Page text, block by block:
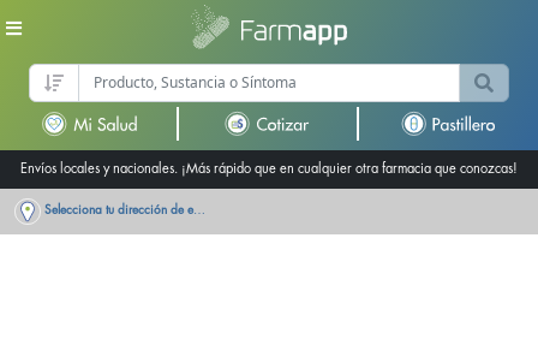
Envíos locales y nacionales. ¡Más rápido que en cualquier otra farmacia que conozcas!
Selecciona tu dirección de entrega